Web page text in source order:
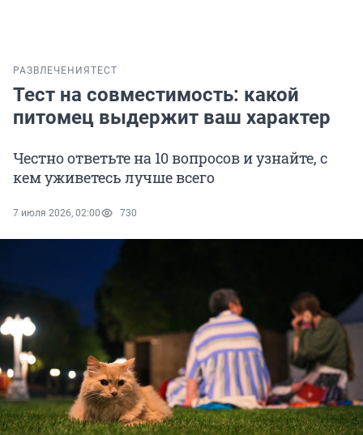
РАЗВЛЕЧЕНИЯ ТЕСТ
Тест на совместимость: какой
питомец выдержит ваш характер
Честно ответьте на 10 вопросов и узнайте, с
кем уживетесь лучше всего
7 июля 2026, 02:00 730